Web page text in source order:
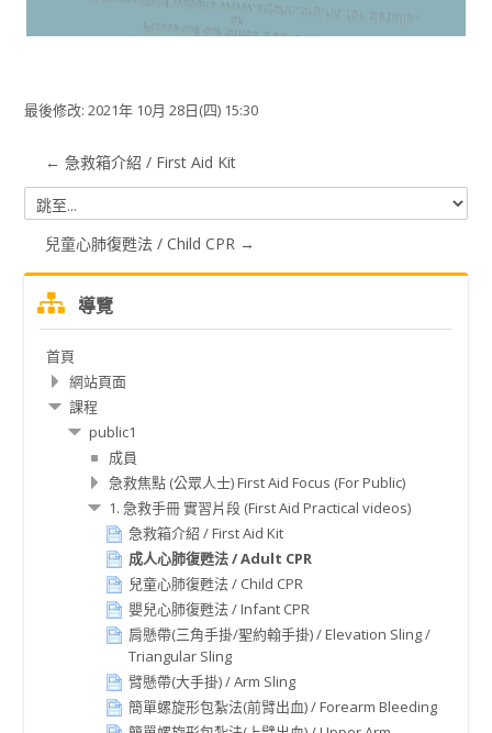
最後修改: 2021年 10月 28日(四) 15:30
← 急救箱介紹 / First Aid Kit
跳
至...兒童心肺復甦法 / Child CPR →
過
導覽
首頁
網站頁面
課程
public1
成員
急救焦點 (公眾人士) First Aid Focus (For Public)
1. 急救手冊 實習片段 (First Aid Practical videos)
急救箱介紹 / First Aid Kit
成人心肺復甦法 / Adult CPR
兒童心肺復甦法 / Child CPR
嬰兒心肺復甦法 / Infant CPR
肩懸帶(三角手掛/聖約翰手掛) / Elevation Sling /
Triangular Sling
臂懸帶(大手掛) / Arm Sling
簡單螺旋形包紮法(前臂出血) / Forearm Bleeding